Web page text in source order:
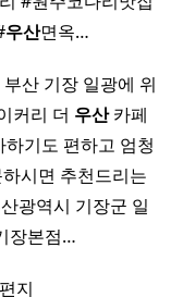
우산면옥…
산 기장 일광에 위
커리 더 우산카페
기도 편하고 엄청
시면 추천드리는
광역시 기장군 일
장본점…
지